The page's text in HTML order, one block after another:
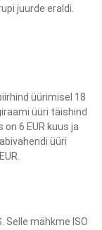
juurde eraldi.
üürimisel 18
üüri täishind
6 EUR kuus ja
üüri
Selle mähkme ISO